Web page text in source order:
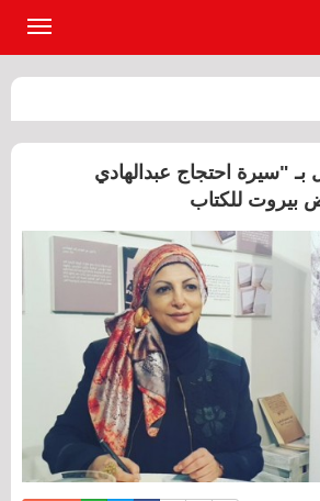
"سيرة احتجاج عبدالهادي
بيروت للكتاب